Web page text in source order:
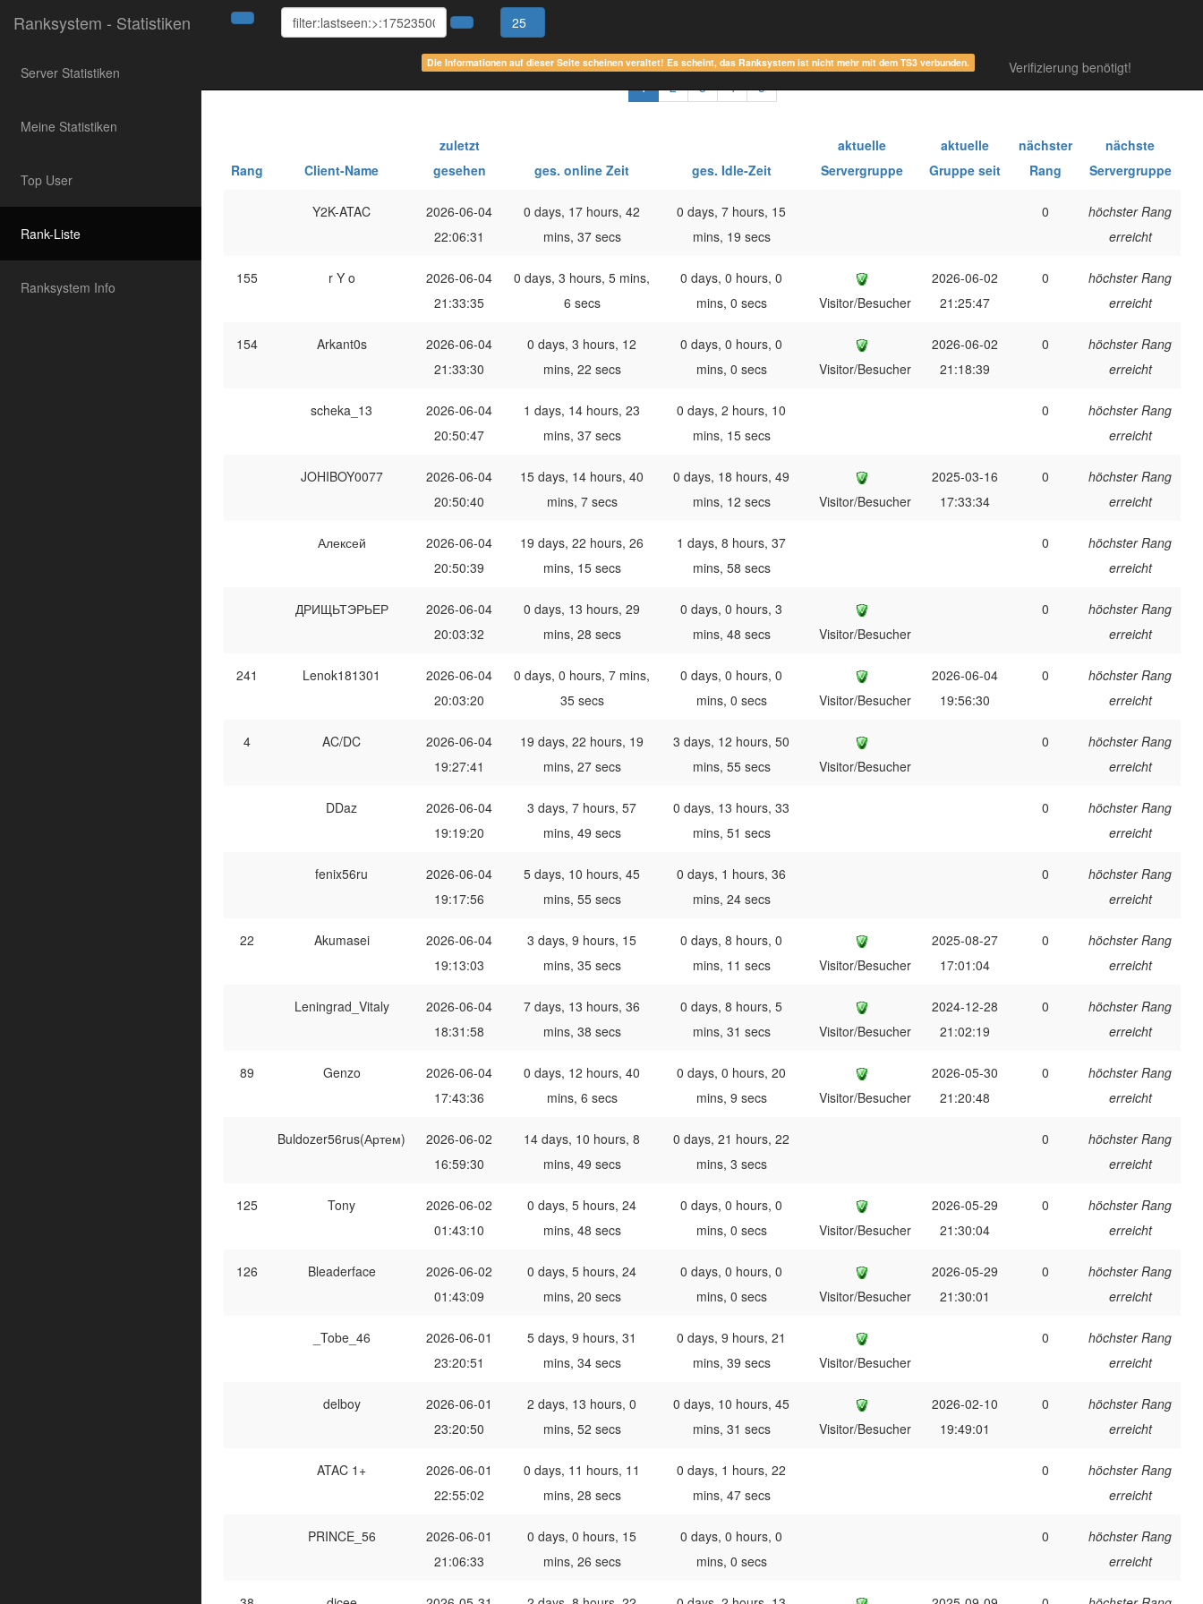
Ranksystem - Statistiken 25
Die Informationen auf dieser Seite scheinen veraltet! Es scheint, das Ranksystem ist nicht mehr mit dem TS3 verbunden. Verifizierung benötigt!
Server Statistiken
Meine Statistiken
Top User
Rank-Liste
Ranksystem Info
1 2 3 4 5
Rang Client-Name
zuletzt
gesehen
ges. online Zeit ges. Idle-Zeit
aktuelle
Servergruppe
aktuelle
Gruppe seit
nächster
Rang
nächste
Servergruppe
Y2K-ATAC
2026-06-04
22:06:31
0 days, 17 hours, 42
mins, 37 secs
0 days, 7 hours, 15
mins, 19 secs
0
höchster Rang
erreicht
155 r Y o
2026-06-04
21:33:35
0 days, 3 hours, 5 mins,
6 secs
0 days, 0 hours, 0
mins, 0 secs
Visitor/Besucher
2026-06-02
21:25:47
0
höchster Rang
erreicht
154 Arkant0s
2026-06-04
21:33:30
0 days, 3 hours, 12
mins, 22 secs
0 days, 0 hours, 0
mins, 0 secs
Visitor/Besucher
2026-06-02
21:18:39
0
höchster Rang
erreicht
scheka_13
2026-06-04
20:50:47
1 days, 14 hours, 23
mins, 37 secs
0 days, 2 hours, 10
mins, 15 secs
0
höchster Rang
erreicht
JOHIBOY0077
2026-06-04
20:50:40
15 days, 14 hours, 40
mins, 7 secs
0 days, 18 hours, 49
mins, 12 secs
Visitor/Besucher
2025-03-16
17:33:34
0
höchster Rang
erreicht
Алексей
2026-06-04
20:50:39
19 days, 22 hours, 26
mins, 15 secs
1 days, 8 hours, 37
mins, 58 secs
0
höchster Rang
erreicht
ДРИЩЬТЭРЬЕР
2026-06-04
20:03:32
0 days, 13 hours, 29
mins, 28 secs
0 days, 0 hours, 3
mins, 48 secs
Visitor/Besucher
0
höchster Rang
erreicht
241 Lenok181301
2026-06-04
20:03:20
0 days, 0 hours, 7 mins,
35 secs
0 days, 0 hours, 0
mins, 0 secs
Visitor/Besucher
2026-06-04
19:56:30
0
höchster Rang
erreicht
4 AC/DC
2026-06-04
19:27:41
19 days, 22 hours, 19
mins, 27 secs
3 days, 12 hours, 50
mins, 55 secs
Visitor/Besucher
0
höchster Rang
erreicht
DDaz
2026-06-04
19:19:20
3 days, 7 hours, 57
mins, 49 secs
0 days, 13 hours, 33
mins, 51 secs
0
höchster Rang
erreicht
fenix56ru
2026-06-04
19:17:56
5 days, 10 hours, 45
mins, 55 secs
0 days, 1 hours, 36
mins, 24 secs
0
höchster Rang
erreicht
22 Akumasei
2026-06-04
19:13:03
3 days, 9 hours, 15
mins, 35 secs
0 days, 8 hours, 0
mins, 11 secs
Visitor/Besucher
2025-08-27
17:01:04
0
höchster Rang
erreicht
Leningrad_Vitaly
2026-06-04
18:31:58
7 days, 13 hours, 36
mins, 38 secs
0 days, 8 hours, 5
mins, 31 secs
Visitor/Besucher
2024-12-28
21:02:19
0
höchster Rang
erreicht
89 Genzo
2026-06-04
17:43:36
0 days, 12 hours, 40
mins, 6 secs
0 days, 0 hours, 20
mins, 9 secs
Visitor/Besucher
2026-05-30
21:20:48
0
höchster Rang
erreicht
Buldozer56rus(Артем)
2026-06-02
16:59:30
14 days, 10 hours, 8
mins, 49 secs
0 days, 21 hours, 22
mins, 3 secs
0
höchster Rang
erreicht
125 Tony
2026-06-02
01:43:10
0 days, 5 hours, 24
mins, 48 secs
0 days, 0 hours, 0
mins, 0 secs
Visitor/Besucher
2026-05-29
21:30:04
0
höchster Rang
erreicht
126 Bleaderface
2026-06-02
01:43:09
0 days, 5 hours, 24
mins, 20 secs
0 days, 0 hours, 0
mins, 0 secs
Visitor/Besucher
2026-05-29
21:30:01
0
höchster Rang
erreicht
_Tobe_46
2026-06-01
23:20:51
5 days, 9 hours, 31
mins, 34 secs
0 days, 9 hours, 21
mins, 39 secs
Visitor/Besucher
0
höchster Rang
erreicht
delboy
2026-06-01
23:20:50
2 days, 13 hours, 0
mins, 52 secs
0 days, 10 hours, 45
mins, 31 secs
Visitor/Besucher
2026-02-10
19:49:01
0
höchster Rang
erreicht
ATAC 1+
2026-06-01
22:55:02
0 days, 11 hours, 11
mins, 28 secs
0 days, 1 hours, 22
mins, 47 secs
0
höchster Rang
erreicht
PRINCE_56
2026-06-01
21:06:33
0 days, 0 hours, 15
mins, 26 secs
0 days, 0 hours, 0
mins, 0 secs
0
höchster Rang
erreicht